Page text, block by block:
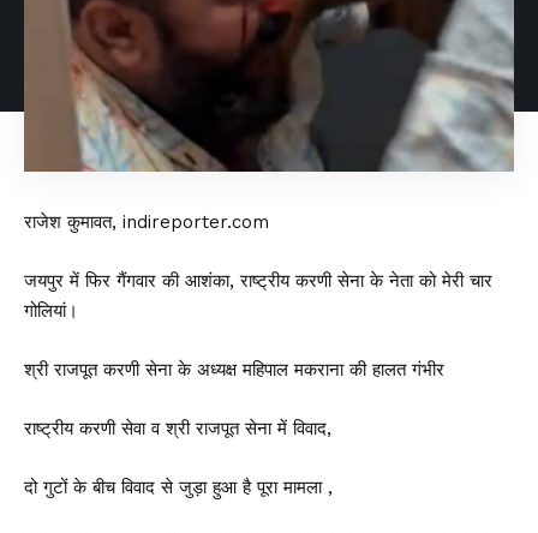
राजेश कुमावत, indireporter.com
जयपुर में फिर गैंगवार की आशंका, राष्ट्रीय करणी सेना के नेता को मेरी चार
गोलियां।
श्री राजपूत करणी सेना के अध्यक्ष महिपाल मकराना की हालत गंभीर
राष्ट्रीय करणी सेवा व श्री राजपूत सेना में विवाद,
दो गुटों के बीच विवाद से जुड़ा हुआ है पूरा मामला ,